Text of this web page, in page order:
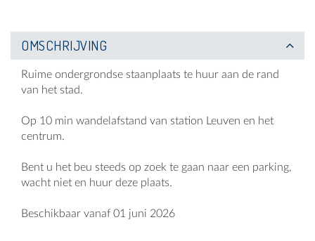
OMSCHRIJVING
Ruime ondergrondse staanplaats te huur aan de rand
van het stad.
Op 10 min wandelafstand van station Leuven en het
centrum.
Bent u het beu steeds op zoek te gaan naar een parking,
wacht niet en huur deze plaats.
Beschikbaar vanaf 01 juni 2026